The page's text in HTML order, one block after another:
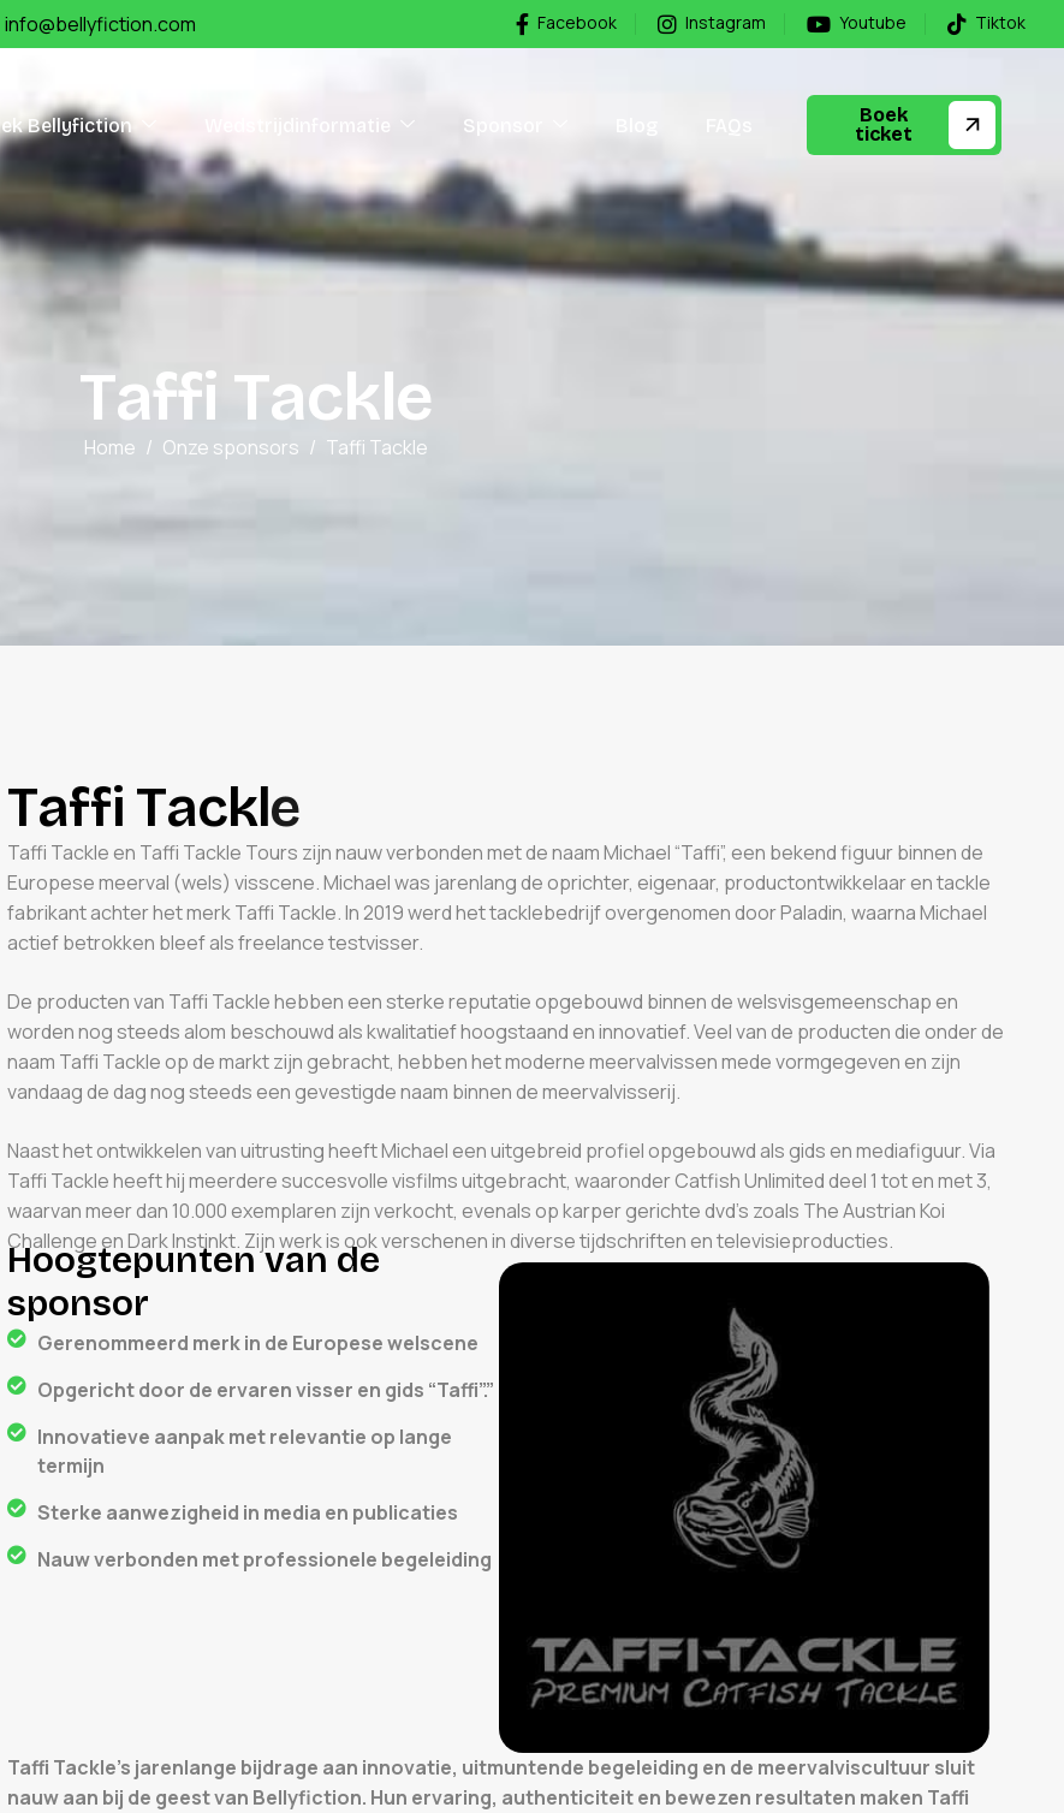
info@bellyfiction.com Facebook Instagram Youtube Tiktok
Bellyfiction Wedstrijdinformatie Sponsor
Boek
ticket
Taffi Tackle
Home Onze sponsors Taffi Tackle
Taffi Tackle
Taffi Tackle en Taffi Tackle Tours zijn nauw verbonden met de naam Michael “Taffi”, een bekend figuur binnen de
Europese meerval (wels) visscene. Michael was jarenlang de oprichter, eigenaar, productontwikkelaar en tackle
fabrikant achter het merk Taffi Tackle. In 2019 werd het tacklebedrijf overgenomen door Paladin, waarna Michael
actief betrokken bleef als freelance testvisser.
De producten van Taffi Tackle hebben een sterke reputatie opgebouwd binnen de welsvisgemeenschap en
worden nog steeds alom beschouwd als kwalitatief hoogstaand en innovatief. Veel van de producten die onder de
naam Taffi Tackle op de markt zijn gebracht, hebben het moderne meervalvissen mede vormgegeven en zijn
vandaag de dag nog steeds een gevestigde naam binnen de meervalvisserij.
Naast het ontwikkelen van uitrusting heeft Michael een uitgebreid profiel opgebouwd als gids en mediafiguur. Via
Taffi Tackle heeft hij meerdere succesvolle visfilms uitgebracht, waaronder Catfish Unlimited deel 1 tot en met 3,
waarvan meer dan 10.000 exemplaren zijn verkocht, evenals op karper gerichte dvd's zoals The Austrian Koi
Challenge en Dark Instinkt. Zijn werk is ook verschenen in diverse tijdschriften en televisieproducties.
Hoogtepunten van de
sponsor
Gerenommeerd merk in de Europese welscene
Opgericht door de ervaren visser en gids “Taffi”.”
Innovatieve aanpak met relevantie op lange
termijn
Sterke aanwezigheid in media en publicaties
Nauw verbonden met professionele begeleiding
Taffi Tackle's jarenlange bijdrage aan innovatie, uitmuntende begeleiding en de meervalviscultuur sluit
nauw aan bij de geest van Bellyfiction. Hun ervaring, authenticiteit en bewezen resultaten maken Taffi